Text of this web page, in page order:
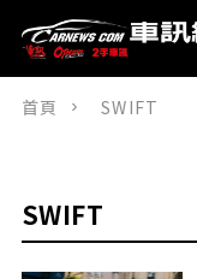
首頁 SWIFT
SWIFT